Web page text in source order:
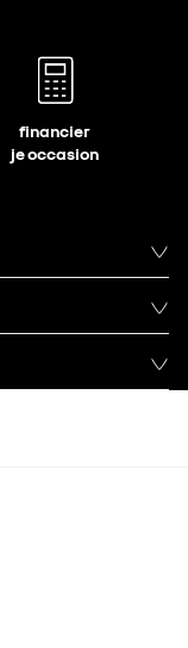
financier
je occasion